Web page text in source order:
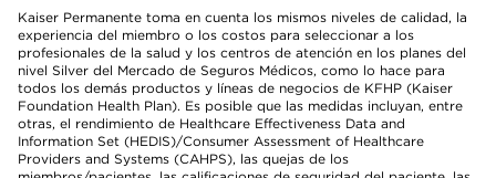
Kaiser Permanente toma en cuenta los mismos niveles de calidad, la
experiencia del miembro o los costos para seleccionar a los
profesionales de la salud y los centros de atención en los planes del
nivel Silver del Mercado de Seguros Médicos, como lo hace para
todos los demás productos y líneas de negocios de KFHP (Kaiser
Foundation Health Plan). Es posible que las medidas incluyan, entre
otras, el rendimiento de Healthcare Effectiveness Data and
Information Set (HEDIS)/Consumer Assessment of Healthcare
Providers and Systems (CAHPS), las quejas de los